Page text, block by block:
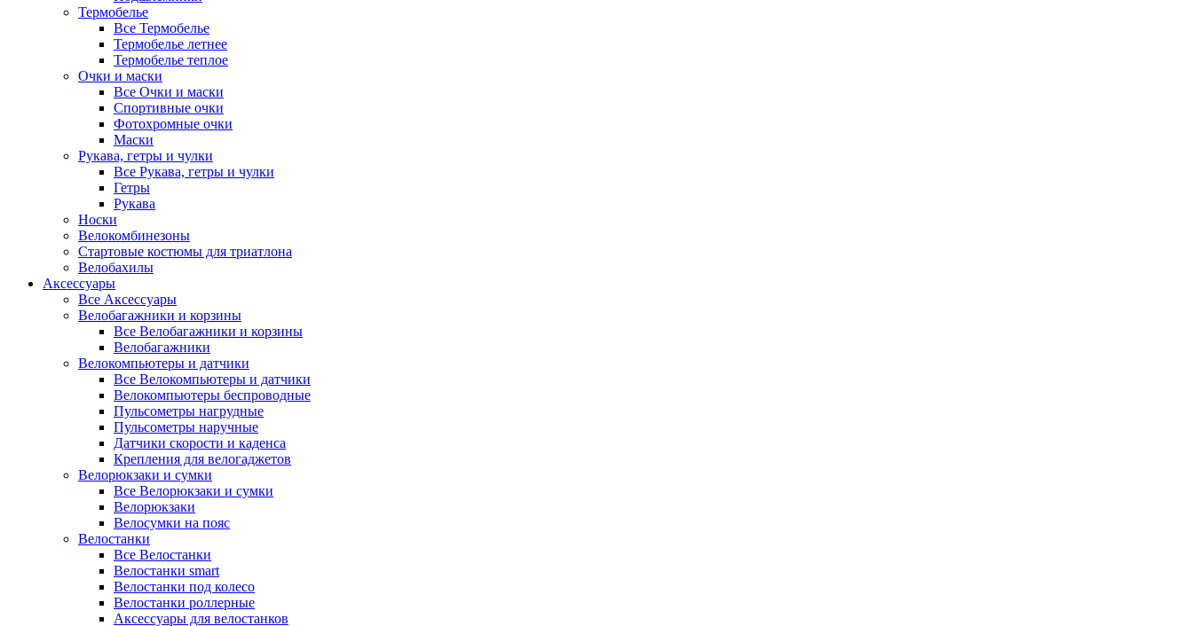
Термобелье
Все Термобелье
Термобелье летнее
Термобелье теплое
Очки и маски
Все Очки и маски
Спортивные очки
Фотохромные очки
Маски
Рукава, гетры и чулки
Все Рукава, гетры и чулки
Гетры
Рукава
Носки
Велокомбинезоны
Стартовые костюмы для триатлона
Велобахилы
Аксессуары
Все Аксессуары
Велобагажники и корзины
Все Велобагажники и корзины
Велобагажники
Велокомпьютеры и датчики
Все Велокомпьютеры и датчики
Велокомпьютеры беспроводные
Пульсометры нагрудные
Пульсометры наручные
Датчики скорости и каденса
Крепления для велогаджетов
Велорюкзаки и сумки
Все Велорюкзаки и сумки
Велорюкзаки
Велосумки на пояс
Велостанки
Все Велостанки
Велостанки smart
Велостанки под колесо
Велостанки роллерные
Аксессуары для велостанков